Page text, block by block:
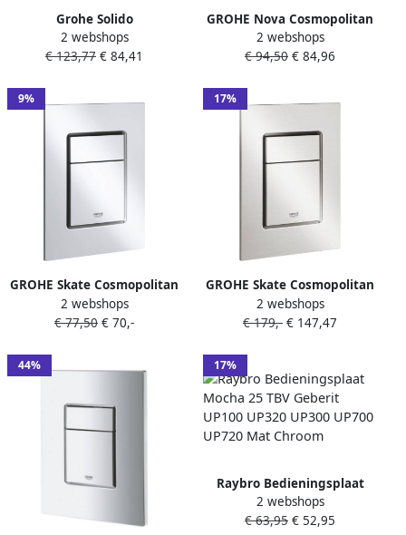
Grohe Solido
bedieningspaneel dual
flush sail 2 knops chroom
2 webshops
€ 123,77 € 84,41
GROHE Nova Cosmopolitan
S Bedieningsplaat
mechanisch tweeknops 172
2 webshops
€ 94,50 € 84,96
9%
GROHE Skate Cosmopolitan
S Bedieningsplaat
mechanisch tweeknops 172
2 webshops
€ 77,50 € 70,-
17%
GROHE Skate Cosmopolitan
S Bedieningsplaat
mechanisch tweeknops 172
2 webshops
€ 179,- € 147,47
44% 17%
Raybro Bedieningsplaat
Mocha 25 TBV Geberit
UP100 UP320 UP300 UP700
2 webshops
€ 63,95 € 52,95